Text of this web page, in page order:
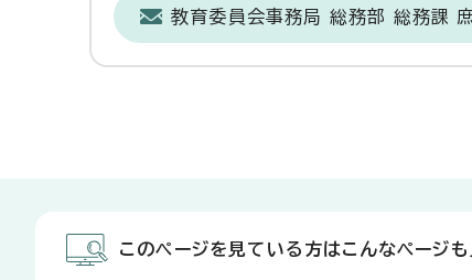
教育委員会事務局 総務部 総務課
このページを見ている方はこんなページ